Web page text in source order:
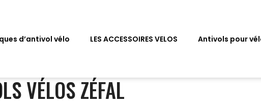
d’antivol vélo LES ACCESSOIRES VELOS Antivols pour
VÉLOS ZÉFAL